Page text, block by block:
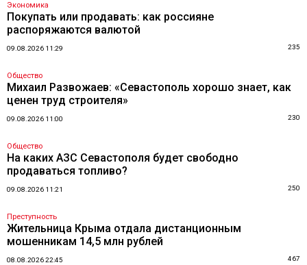
Экономика
Покупать или продавать: как россияне
распоряжаются валютой
09.08.2026 11:29 235
Общество
Михаил Развожаев: «Севастополь хорошо знает, как
ценен труд строителя»
09.08.2026 11:00 230
Общество
На каких АЗС Севастополя будет свободно
продаваться топливо?
09.08.2026 11:21 250
Преступность
Жительница Крыма отдала дистанционным
мошенникам 14,5 млн рублей
08.08.2026 22:45 467